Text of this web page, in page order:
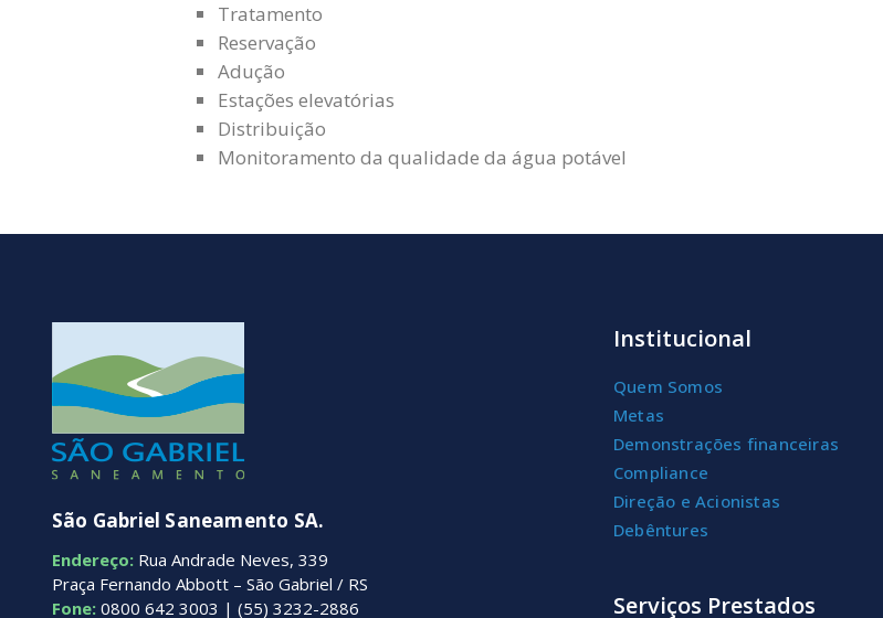
Tratamento
Reservação
Adução
Estações elevatórias
Distribuição
Monitoramento da qualidade da água potável
São Gabriel Saneamento SA.
Endereço: Rua Andrade Neves, 339
Praça Fernando Abbott – São Gabriel / RS
Fone: 0800 642 3003 | (55) 3232-2886
Institucional
Quem Somos
Metas
Demonstrações financeiras
Compliance
Direção e Acionistas
Debêntures
Serviços Prestados